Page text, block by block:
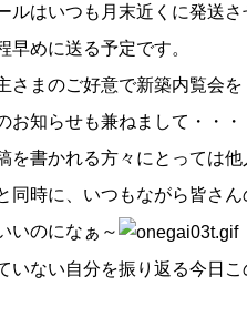
ルはいつも月末近くに発送さ
早めに送る予定です。
さまのご好意で新築内覧会を
お知らせも兼ねまして・・・
を書かれる方々にとっては他
同時に、いつもながら皆さ
いのになぁ～
いない自分を振り返る今日こ